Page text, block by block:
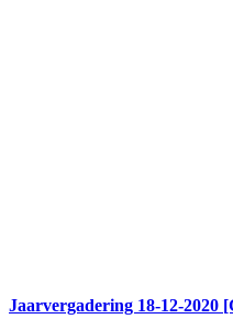
Jaarvergadering 18-12-2020